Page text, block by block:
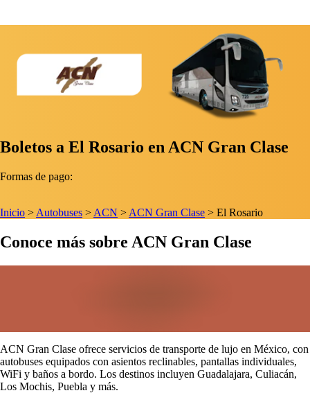
Boletos a El Rosario en ACN Gran Clase
Formas de pago:
Inicio > Autobuses > ACN > ACN Gran Clase > El Rosario
Conoce más sobre ACN Gran Clase
ACN Gran Clase ofrece servicios de transporte de lujo en México, con
autobuses equipados con asientos reclinables, pantallas individuales,
WiFi y baños a bordo. Los destinos incluyen Guadalajara, Culiacán,
Los Mochis, Puebla y más.